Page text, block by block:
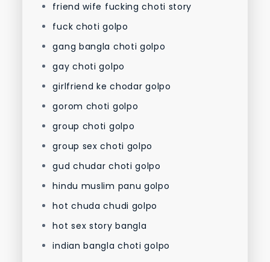
friend wife fucking choti story
fuck choti golpo
gang bangla choti golpo
gay choti golpo
girlfriend ke chodar golpo
gorom choti golpo
group choti golpo
group sex choti golpo
gud chudar choti golpo
hindu muslim panu golpo
hot chuda chudi golpo
hot sex story bangla
indian bangla choti golpo